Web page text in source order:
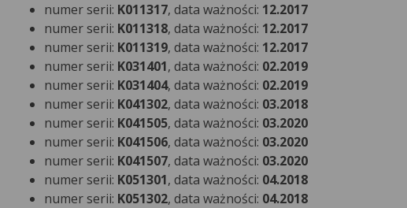
numer serii: K011317, data ważności: 12.2017
numer serii: K011318, data ważności: 12.2017
numer serii: K011319, data ważności: 12.2017
numer serii: K031401, data ważności: 02.2019
numer serii: K031404, data ważności: 02.2019
numer serii: K041302, data ważności: 03.2018
numer serii: K041505, data ważności: 03.2020
numer serii: K041506, data ważności: 03.2020
numer serii: K041507, data ważności: 03.2020
numer serii: K051301, data ważności: 04.2018
numer serii: K051302, data ważności: 04.2018